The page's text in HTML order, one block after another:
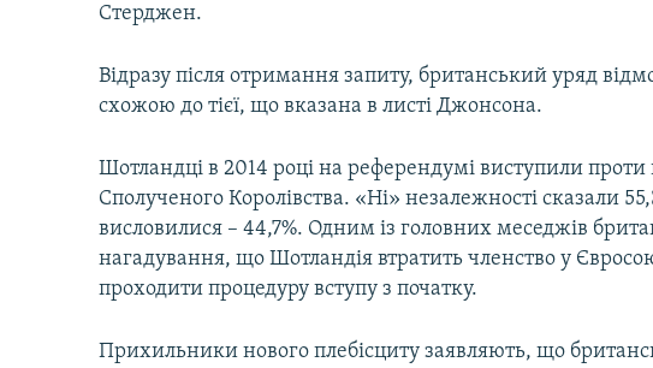
Стерджен.
Відразу після отримання запиту, британський уряд
схожою до тієї, що вказана в листі Джонсона.
Шотландці в 2014 році на референдумі виступили проти
Сполученого Королівства. «Ні» незалежності сказали
висловилися – 44,7%. Одним із головних меседжів
нагадування, що Шотландія втратить членство у
проходити процедуру вступу з початку.
Прихильники нового плебісциту заявляють, що